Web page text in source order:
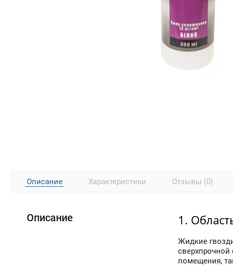
Описание Характеристики Отзывы (0)
Описание 1.
Жидкие
помещения,